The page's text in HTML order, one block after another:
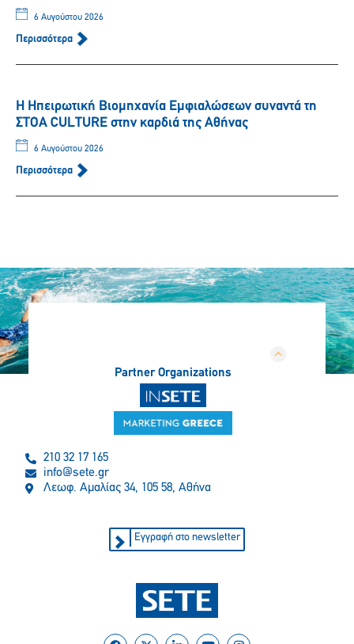
6 Αυγούστου 2026
Περισσότερα
Η Ηπειρωτική Βιομηχανία Εμφιαλώσεων συναντά τη
ΣΤΟΑ CULTURE στην καρδιά της Αθήνας
6 Αυγούστου 2026
Περισσότερα
Partner Organizations
210 32 17 165
info@sete.gr
Λεωφ. Αμαλίας 34, 105 58, Αθήνα
Εγγραφή στο newsletter